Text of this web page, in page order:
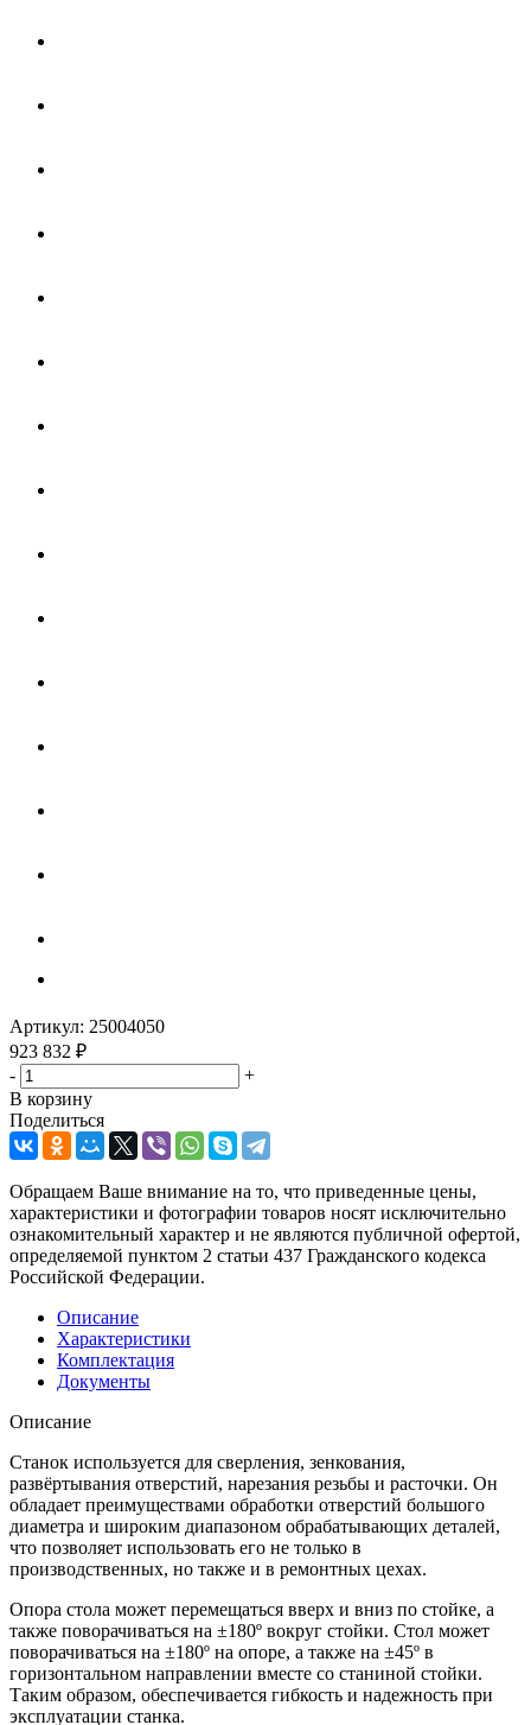
Артикул: 25004050
923 832 ₽
-
+
В корзину
Поделиться
Обращаем Ваше внимание на то, что приведенные цены,
характеристики и фотографии товаров носят исключительно
ознакомительный характер и не являются публичной офертой,
определяемой пунктом 2 статьи 437 Гражданского кодекса
Российской Федерации.
Описание
Характеристики
Комплектация
Документы
Описание
Станок используется для сверления, зенкования,
развёртывания отверстий, нарезания резьбы и расточки. Он
обладает преимуществами обработки отверстий большого
диаметра и широким диапазоном обрабатывающих деталей,
что позволяет использовать его не только в
производственных, но также и в ремонтных цехах.
Опора стола может перемещаться вверх и вниз по стойке, а
также поворачиваться на ±180º вокруг стойки. Стол может
поворачиваться на ±180º на опоре, а также на ±45º в
горизонтальном направлении вместе со станиной стойки.
Таким образом, обеспечивается гибкость и надежность при
эксплуатации станка.